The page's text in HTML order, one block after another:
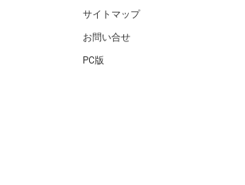
サイトマップ
お問い合せ
PC版